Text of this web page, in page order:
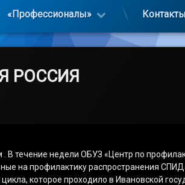
«Профессионалы»
РОССИЯ
В течение недели ОБУЗ «Центр по
на профилактику распространения
которое проходило в Ивановской